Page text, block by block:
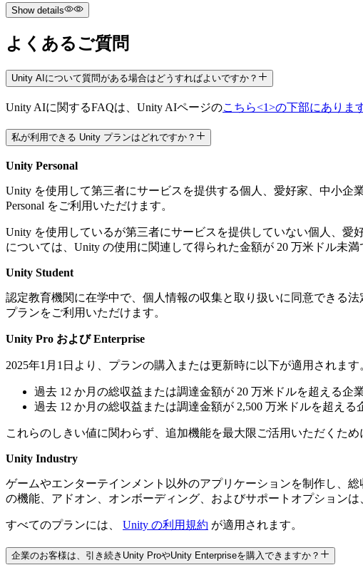
Show details
$2,310.00
カスタム価格
カスタム価格
Unityエンジン
よくあるご質問
Unity AIについて質問がある場合はどうすればよいですか？
Unity AIに関するFAQは、Unity AIページのこちら<1>の下部にありま
私が利用できる Unity プランはどれですか？
Unity Personal
Unity を使用して第三者にサービスを提供する個人、愛好家、中小企
Personal をご利用いただけます。
Unity を使用しているが第三者にサービスを提供していない個人、
については、Unity の使用に関連して得られた金額が 20 万米ドル未満
Unity Student
認定教育機関に在学中で、個人情報の収集と取り扱いに同意できる
プランをご利用いただけます。
Unity Pro および Enterprise
2025年1月1日より、プランの購入または更新時に以下が適用されます
過去 12 か月の総収益または調達金額が 20 万米ドルを超える企
過去 12 か月の総収益または調達金額が 2,500 万米ドルを超える
これらのしきい値に関わらず、追加機能を最大限ご活用いただくた
Unity Industry
ゲームやエンターテインメント以外のアプリケーションを制作し、
の機能、アドオン、オンボーディング、およびサポートオプション
すべてのプランには、 Unity の利用規約 が適用されます。
企業のお客様は、引き続きUnity ProやUnity Enterpriseを購入できますか？